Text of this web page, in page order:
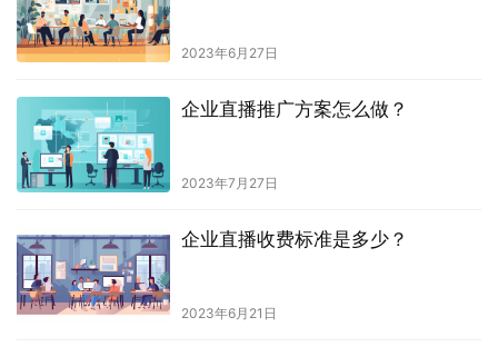
2023年6月27日
企业直播推广方案怎么做？
2023年7月27日
企业直播收费标准是多少？
2023年6月21日